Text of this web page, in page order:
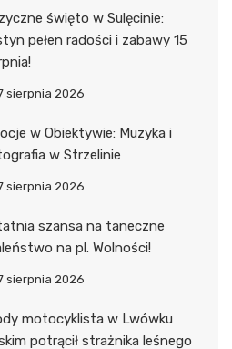
święto w Sulęcinie:
pełen radości i zabawy 15
sierpnia 2026
w Obiektywie: Muzyka i
w Strzelinie
sierpnia 2026
szansa na taneczne
na pl. Wolności!
sierpnia 2026
motocyklista w Lwówku
potrącił strażnika leśnego